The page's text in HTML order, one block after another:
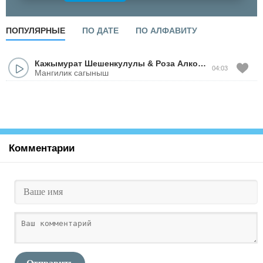
ПОПУЛЯРНЫЕ ПО ДАТЕ ПО АЛФАВИТУ
Кажымурат Шешенкулулы & Роза Алкожа
Мангилик сагыныш
04:03
Комментарии